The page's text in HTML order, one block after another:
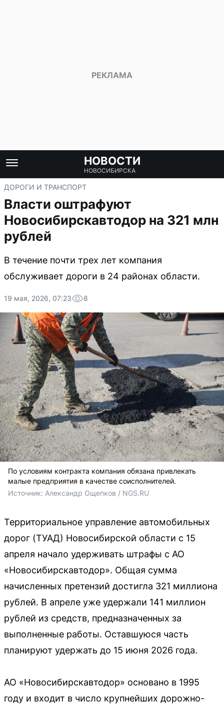
НОВОСТИ
НОВОСИБИРСКА
ДОРОГИ И ТРАНСПОРТ
Власти оштрафуют
Новосибирскавтодор на 321 млн
рублей
В течение почти трех лет компания
обслуживает дороги в 24 районах области.
19 мая, 2026, 07:23 8
По условиям контракта компания обязана привлекать
малые предприятия в качестве соисполнителей.
Источник: Александр Ощепков / NGS.RU
Территориальное управление автомобильных
дорог (ТУАД) Новосибирской области с 15
апреля начало удерживать штрафы с АО
«Новосибирскавтодор». Общая сумма
начисленных претензий достигла 321 миллиона
рублей. В апреле уже удержали 141 миллион
рублей из средств, предназначенных за
выполненные работы. Оставшуюся часть
планируют удержать до 15 июня 2026 года.
АО «Новосибирскавтодор» основано в 1995
году и входит в число крупнейших дорожно-